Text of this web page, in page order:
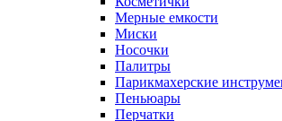
Мерные емкости
Миски
Носочки
Палитры
Парикмахерские
Пеньюары
Перчатки